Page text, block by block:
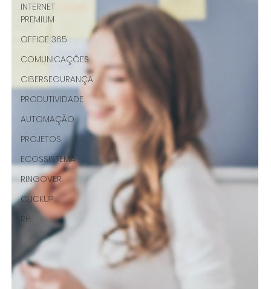
INTERNET
PREMIUM
OFFICE 365
COMUNICAÇÕES
CIBERSEGURANÇA
PRODUTIVIDADE
AUTOMAÇÃO
PROJETOS
ECOSSISTEMA
RINGOVER
CLICKUP
RH